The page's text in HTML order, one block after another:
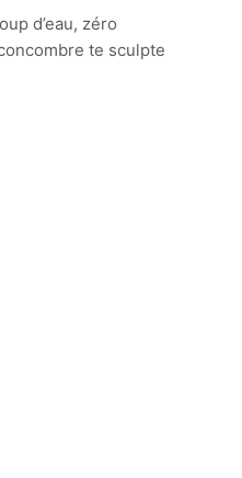
d’eau, zéro
te sculpte